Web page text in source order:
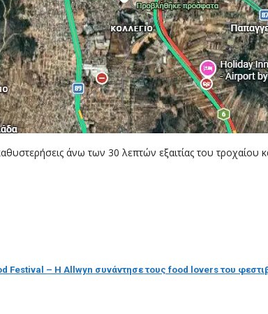
άνω των 30 λεπτών εξαιτίας του τροχαίου
Festival – Η Allwyn συνάντησε τους food lovers του